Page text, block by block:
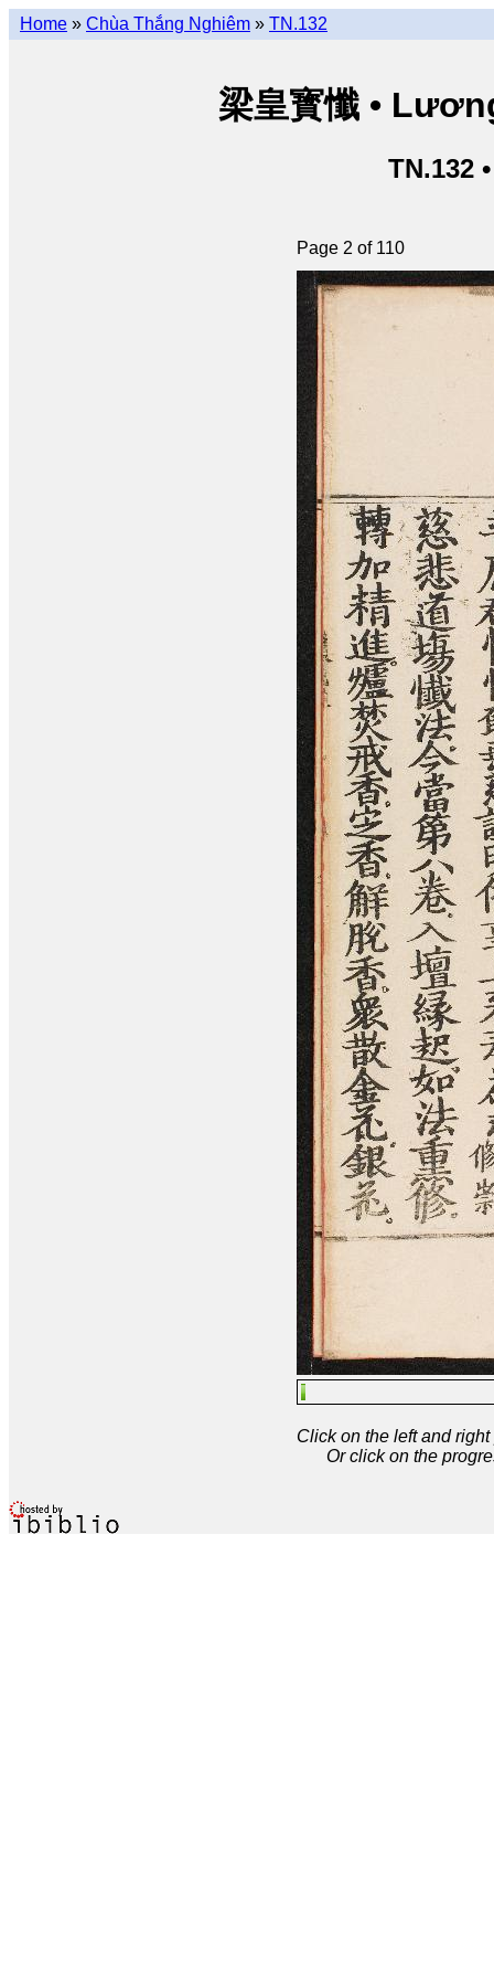
Home » Chùa Thắng Nghiêm » TN.132
梁皇寳懺 •
TN.132
Page 2 of 110
Click on the left and
Or click on the